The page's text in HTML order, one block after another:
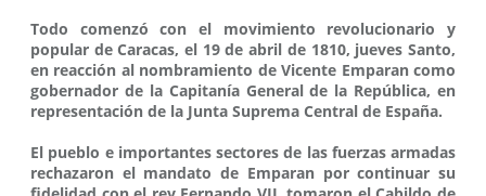
Todo comenzó con el movimiento revolucionario y
popular de Caracas, el 19 de abril de 1810, jueves Santo,
en reacción al nombramiento de Vicente Emparan como
gobernador de la Capitanía General de la República, en
representación de la Junta Suprema Central de España.
El pueblo e importantes sectores de las fuerzas armadas
rechazaron el mandato de Emparan por continuar su